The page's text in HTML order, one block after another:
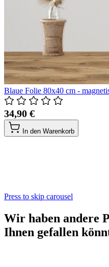
Blaue Folie 80x40 cm -
34,90 €
In den Warenkorb
Press to skip carousel
Wir haben andere
Ihnen gefallen